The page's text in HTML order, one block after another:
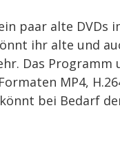
paar alte DVDs
ihr alte und
Das
MP4,
bei Bedarf